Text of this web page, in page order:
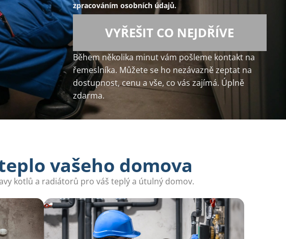
zpracováním osobních údajů.
VYŘEŠIT CO NEJDŘÍVE
Během několika minut vám pošleme kontakt na
řemeslníka. Můžete se ho nezávazně zeptat na
dostupnost, cenu a vše, co vás zajímá. Úplně
zdarma.
vašeho domova
kotlů a radiátorů pro váš teplý a útulný domov.